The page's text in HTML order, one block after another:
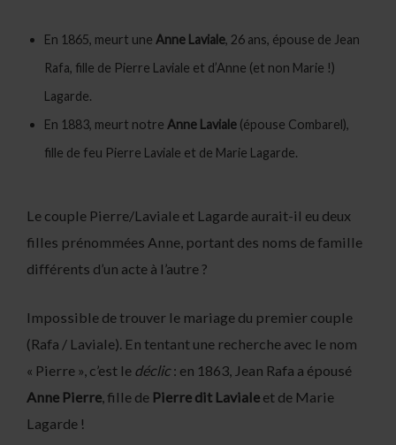
En 1865, meurt une Anne Laviale, 26 ans, épouse de Jean
Rafa, fille de Pierre Laviale et d’Anne (et non Marie !)
Lagarde.
En 1883, meurt notre Anne Laviale (épouse Combarel),
fille de feu Pierre Laviale et de Marie Lagarde.
Le couple Pierre/Laviale et Lagarde aurait-il eu deux
filles prénommées Anne, portant des noms de famille
différents d’un acte à l’autre ?
Impossible de trouver le mariage du premier couple
(Rafa / Laviale). En tentant une recherche avec le nom
« Pierre », c’est le déclic: en 1863, Jean Rafa a épousé
Anne Pierre, fille de Pierre dit Laviale et de Marie
Lagarde !